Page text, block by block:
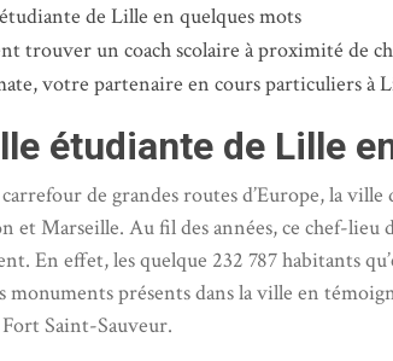
de Lille en quelques mots
trouver un coach scolaire à proximité de
votre partenaire en cours particuliers à
étudiante de Lille
de grandes routes d’Europe, la
et Marseille. Au fil des années, ce chef-lieu
En effet, les quelque 232 787 habitants
monuments présents dans la ville en
Saint-Sauveur.